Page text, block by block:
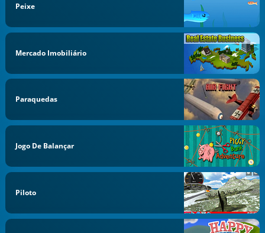
Peixe
Mercado Imobiliário
Paraquedas
Jogo De Balançar
Piloto